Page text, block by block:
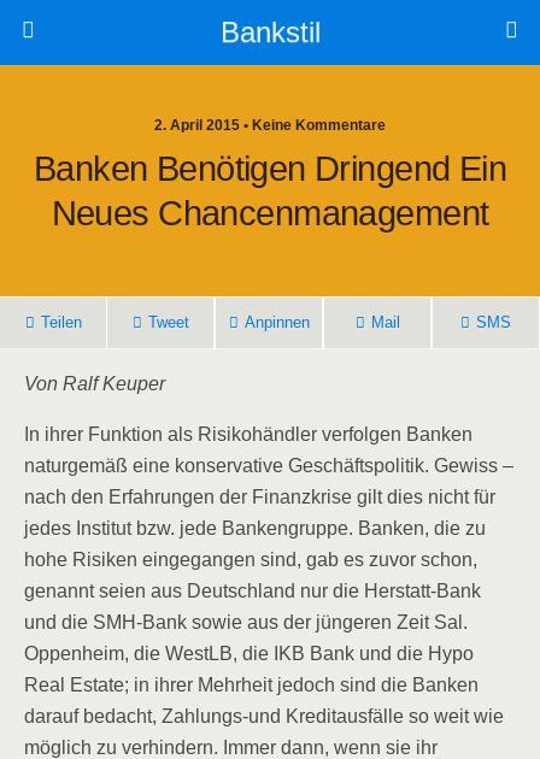
Bankstil
2. April 2015 • Keine Kommentare
Ban­ken Benö­ti­gen Drin­gend Ein
Neu­es Chancenmanagement
Tei­len Tweet Anpin­nen Mail SMS
Von Ralf Keuper
In ihrer Funk­ti­on als Risi­ko­händ­ler ver­fol­gen Ban­ken
natur­ge­mäß eine kon­ser­va­ti­ve Geschäfts­po­li­tik. Gewiss –
nach den Erfah­run­gen der Finanz­kri­se gilt dies nicht für
jedes Insti­tut bzw. jede Ban­ken­grup­pe. Ban­ken, die zu
hohe Risi­ken ein­ge­gan­gen sind, gab es zuvor schon,
genannt sei­en aus Deutsch­land nur die Her­statt-Bank
und die SMH-Bank sowie aus der jün­ge­ren Zeit Sal.
Oppen­heim, die WestLB, die IKB Bank und die Hypo
Real Estate; in ihrer Mehr­heit jedoch sind die Ban­ken
dar­auf bedacht, Zah­lungs-und Kre­dit­aus­fäl­le so weit wie
mög­lich zu ver­hin­dern. Immer dann, wenn sie ihr